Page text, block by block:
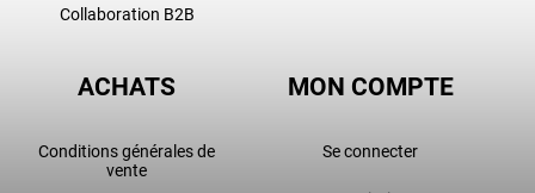
Collaboration B2B
ACHATS
Conditions générales de
vente
MON COMPTE
Se connecter